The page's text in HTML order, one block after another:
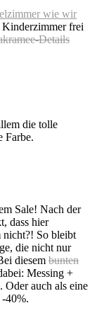
wie wir
Kinderzimmer frei
Details
die tolle
Farbe.
Sale! Nach der
dass hier
nicht?! So bleibt
die nicht nur
diesem bunten
Messing +
Oder auch als eine
40%.